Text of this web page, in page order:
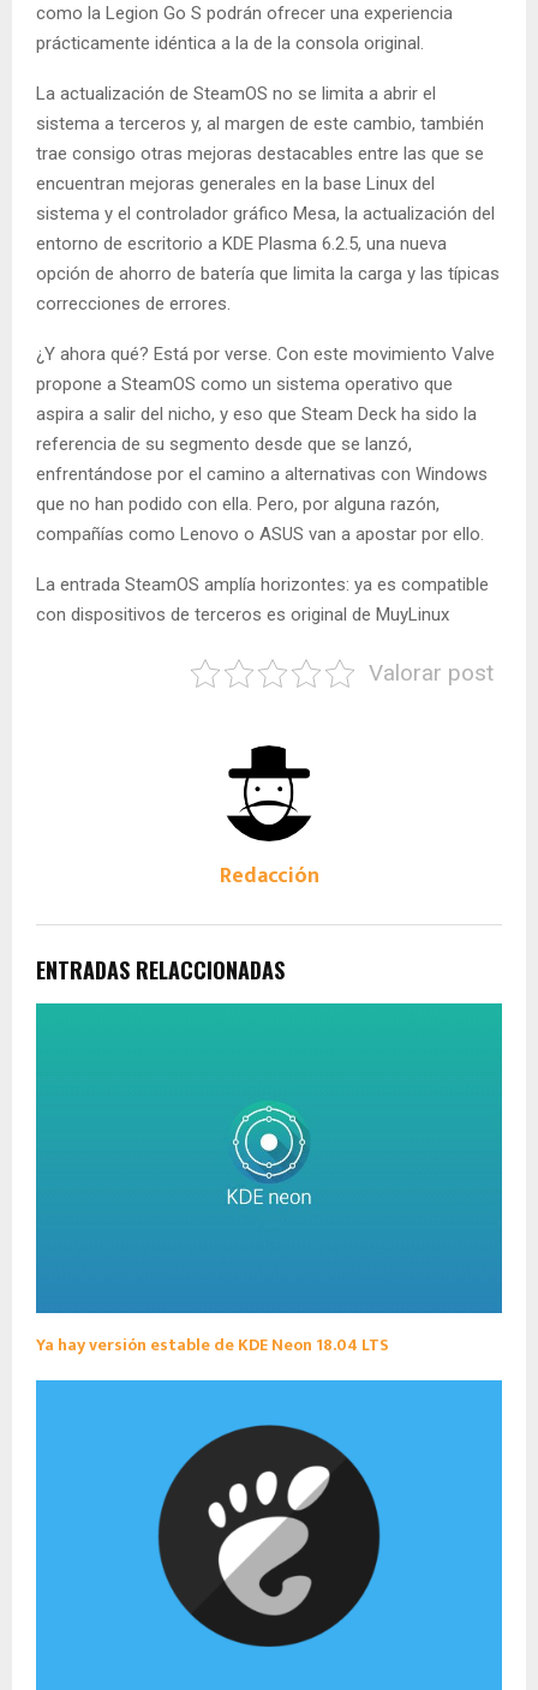
como la Legion Go S podrán ofrecer una experiencia
prácticamente idéntica a la de la consola original.
La actualización de SteamOS no se limita a abrir el
sistema a terceros y, al margen de este cambio, también
trae consigo otras mejoras destacables entre las que se
encuentran mejoras generales en la base Linux del
sistema y el controlador gráfico Mesa, la actualización del
entorno de escritorio a KDE Plasma 6.2.5, una nueva
opción de ahorro de batería que limita la carga y las típicas
correcciones de errores.
¿Y ahora qué? Está por verse. Con este movimiento Valve
propone a SteamOS como un sistema operativo que
aspira a salir del nicho, y eso que Steam Deck ha sido la
referencia de su segmento desde que se lanzó,
enfrentándose por el camino a alternativas con Windows
que no han podido con ella. Pero, por alguna razón,
compañías como Lenovo o ASUS van a apostar por ello.
La entrada SteamOS amplía horizontes: ya es compatible
con dispositivos de terceros es original de MuyLinux
Valorar post
Redacción
ENTRADAS RELACCIONADAS
Ya hay versión estable de KDE Neon 18.04 LTS